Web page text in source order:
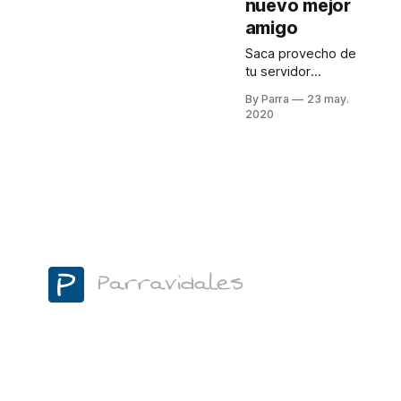
proxy inverso
nuevo mejor
amigo
Saca provecho de
tu servidor
peticiones de
By Parra
23 may.
2020